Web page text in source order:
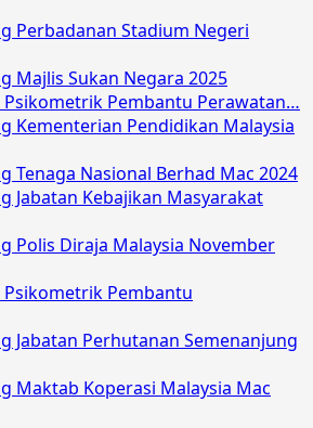
Perbadanan Stadium Negeri
Majlis Sukan Negara 2025
Psikometrik Pembantu Perawatan…
Kementerian Pendidikan Malaysia
Tenaga Nasional Berhad Mac 2024
Jabatan Kebajikan Masyarakat
Polis Diraja Malaysia November
Psikometrik Pembantu
Jabatan Perhutanan Semenanjung
Maktab Koperasi Malaysia Mac